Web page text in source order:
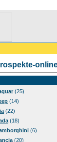
(25)
(14)
(22)
(18)
(6)
(20)